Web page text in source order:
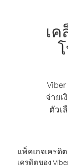
เ
จ่ายเ
ตัวเ
แพ็คเกจเครดิต
เครดิตของ